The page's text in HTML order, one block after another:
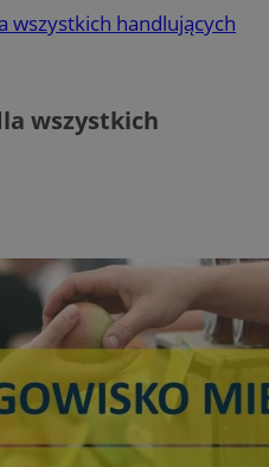
wszystkich handlujących
wszystkich